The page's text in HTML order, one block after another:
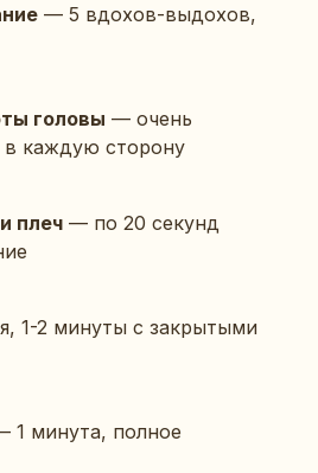
— 5 вдохов-выдохов,
головы — очень
каждую сторону
плеч — по 20 секунд
1-2 минуты с закрытыми
1 минута, полное